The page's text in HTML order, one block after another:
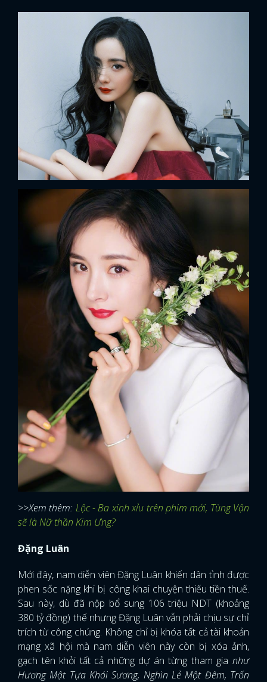
>>Xem thêm: Lộc - Ba xinh xỉu trên phim mới, Tùng Vận
sẽ là Nữ thần Kim Ưng?
Đặng Luân
Mới đây, nam diễn viên Đặng Luân khiến dân tình được
phen sốc nặng khi bị công khai chuyện thiếu tiền thuế.
Sau này, dù đã nộp bổ sung 106 triệu NDT (khoảng
380 tỷ đồng) thế nhưng Đặng Luân vẫn phải chịu sự chỉ
trích từ công chúng. Không chỉ bị khóa tất cả tài khoản
mạng xã hội mà nam diễn viên này còn bị xóa ảnh,
gạch tên khỏi tất cả những dự án từng tham gia như
Hương Mật Tựa Khói Sương, Nghìn Lẻ Một Đêm, Trốn